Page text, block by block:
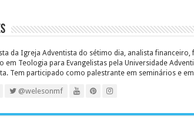
da Igreja Adventista do sétimo dia, analista
em Teologia para Evangelistas pela Universidade
Tem participado como palestrante em seminários e
@welesonmf